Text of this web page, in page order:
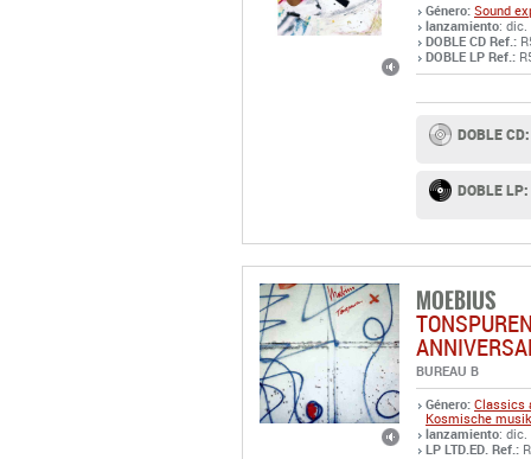
Género: Sound
lanzamiento: dic.
DOBLE CD Ref.:
DOBLE LP Ref.:
DOBLE CD:
DOBLE LP:
MOEBIUS
BUREAU B
Género: Classics
Kosmische
lanzamiento: dic.
LP LTD.ED. Ref.: